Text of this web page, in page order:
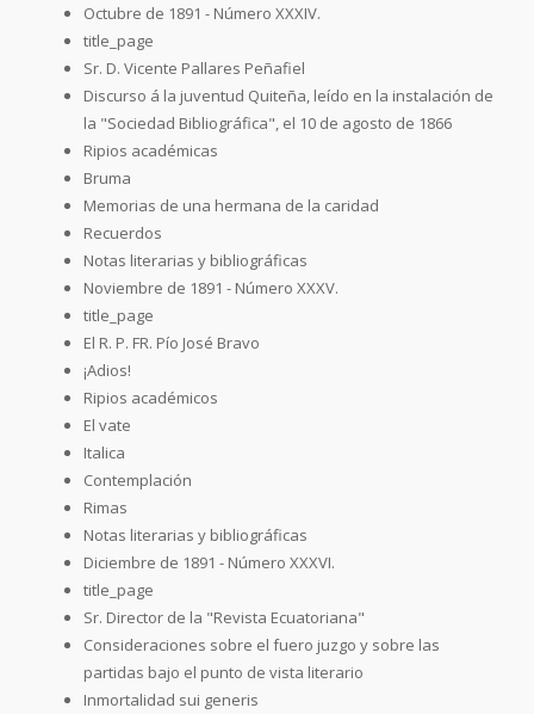
Octubre de 1891 - Número XXXIV.
title_page
Sr. D. Vicente Pallares Peñafiel
Discurso á la juventud Quiteña, leído en la instalación de
la "Sociedad Bibliográfica", el 10 de agosto de 1866
Ripios académicas
Bruma
Memorias de una hermana de la caridad
Recuerdos
Notas literarias y bibliográficas
Noviembre de 1891 - Número XXXV.
title_page
El R. P. FR. Pío José Bravo
¡Adios!
Ripios académicos
El vate
Italica
Contemplación
Rimas
Notas literarias y bibliográficas
Diciembre de 1891 - Número XXXVI.
title_page
Sr. Director de la "Revista Ecuatoriana"
Consideraciones sobre el fuero juzgo y sobre las
partidas bajo el punto de vista literario
Inmortalidad sui generis